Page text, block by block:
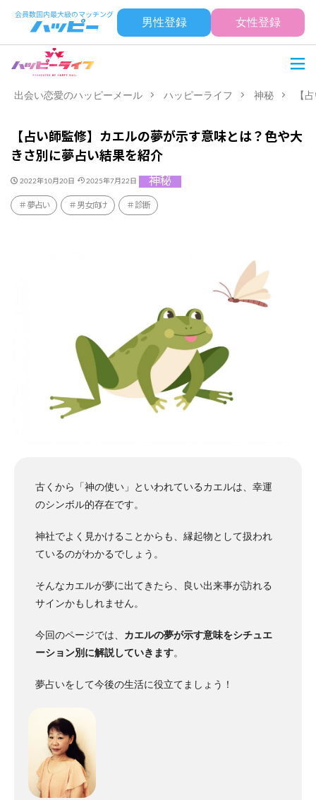
男性登録 女性登録
出会い恋愛のハッピーメール ハッピーライフ 神秘 【
【占い師監修】カエルの夢が示す意味とは？色や大
きさ別に夢占い結果を紹介
2022年10月20日 2025年7月22日 神秘
夢占い 男女向け 診断
古くから「神の使い」といわれているカエルは、幸運
のシンボル的存在です。
神社でよく見かけることからも、縁起物として扱われ
ているのがわかるでしょう。
そんなカエルが夢に出てきたら、良い出来事が訪れる
サインかもしれません。
今回のページでは、 カエルの夢が示す意味をシチュエ
ーション別に解説していきます。
夢占いをして今後の生活に役立てましょう！